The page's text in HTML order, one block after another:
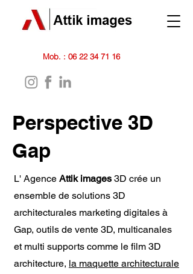
Mob. : 06 22 34 71 16
Perspective 3D
Gap
L' Agence Attik images 3D crée un
ensemble de solutions 3D
architecturales marketing digitales à
Gap, outils de vente 3D, multicanales
et multi supports comme le film 3D
architecture, la maquette architecturale